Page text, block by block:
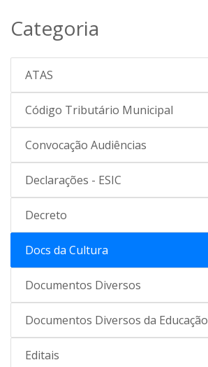
Categoria
ATAS
Código Tributário Municipal
Convocação Audiências
Declarações - ESIC
Decreto
Docs da Cultura
Documentos Diversos
Documentos Diversos da Educação
Editais